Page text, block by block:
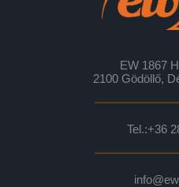
EW 1867
2100 Gödöllő,
Tel.:+36